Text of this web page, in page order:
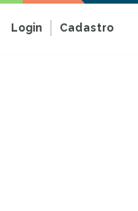
Login Cadastro